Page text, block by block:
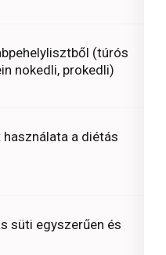
(túrós
nokedli, prokedli)
a diétás
süti egyszerűen és